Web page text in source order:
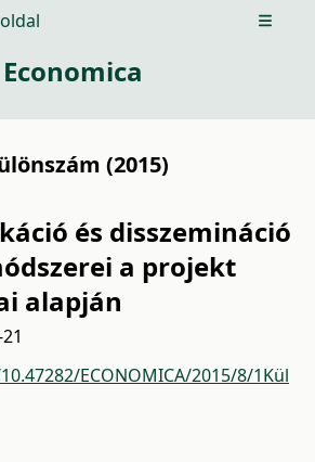
Open
Economica
(2015)
és disszemináció
a projekt
alapján
ECONOMICA/2015/8/1Kül